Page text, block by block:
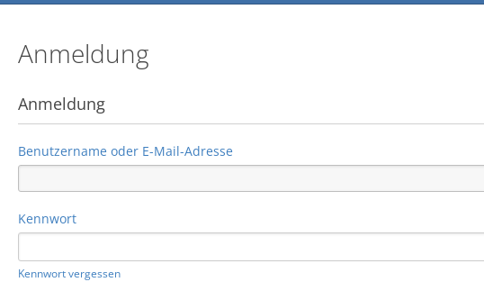
Anmeldung
Anmeldung
Benutzername oder E-Mail-Adresse
Kennwort
Kennwort vergessen